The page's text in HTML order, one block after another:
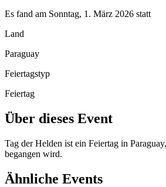
Es fand am Sonntag, 1. März 2026 statt
Land
Paraguay
Feiertagstyp
Feiertag
Über dieses Event
Tag der Helden ist ein Feiertag in
begangen wird.
Ähnliche Events